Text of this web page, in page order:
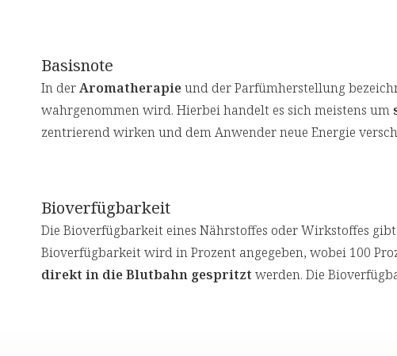
Basisnote
In derAromatherapieund der Parfümherstellung
wahrgenommen wird. Hierbei handelt es sich meistens um
zentrierend wirken und dem Anwender neue Energie
Bioverfügbarkeit
Die Bioverfügbarkeit eines Nährstoffes oder Wirkstoffes
Bioverfügbarkeit wird in Prozent angegeben, wobei 100
direkt in die Blutbahn gespritzt werden. Die